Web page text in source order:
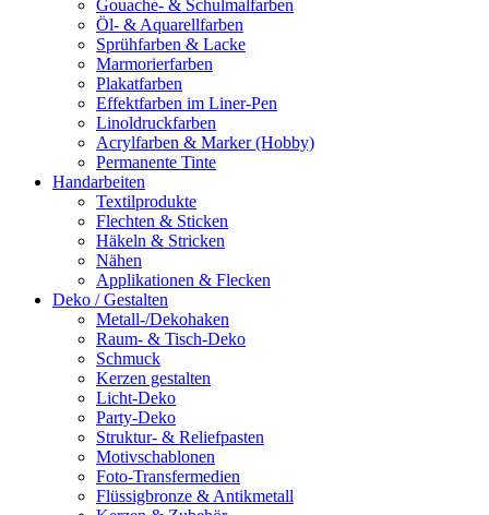
Gouache- & Schulmalfarben
Öl- & Aquarellfarben
Sprühfarben & Lacke
Marmorierfarben
Plakatfarben
Effektfarben im Liner-Pen
Linoldruckfarben
Acrylfarben & Marker (Hobby)
Permanente Tinte
Handarbeiten
Textilprodukte
Flechten & Sticken
Häkeln & Stricken
Nähen
Applikationen & Flecken
Deko / Gestalten
Metall-/Dekohaken
Raum- & Tisch-Deko
Schmuck
Kerzen gestalten
Licht-Deko
Party-Deko
Struktur- & Reliefpasten
Motivschablonen
Foto-Transfermedien
Flüssigbronze & Antikmetall